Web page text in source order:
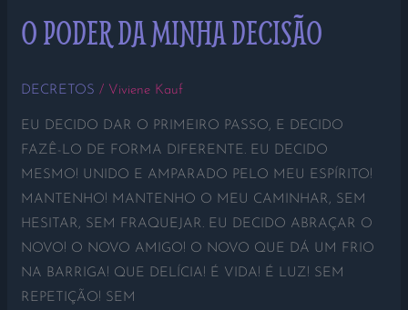
O PODER DA MINHA DECISÃO
DECRETOS / Viviene Kauf
EU DECIDO DAR O PRIMEIRO PASSO, E DECIDO
FAZÊ-LO DE FORMA DIFERENTE. EU DECIDO
MESMO! UNIDO E AMPARADO PELO MEU ESPÍRITO!
MANTENHO! MANTENHO O MEU CAMINHAR, SEM
HESITAR, SEM FRAQUEJAR. EU DECIDO ABRAÇAR O
NOVO! O NOVO AMIGO! O NOVO QUE DÁ UM FRIO
NA BARRIGA! QUE DELÍCIA! É VIDA! É LUZ! SEM
REPETIÇÃO! SEM